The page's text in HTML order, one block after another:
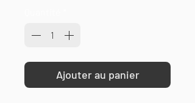
Ajouter au panier